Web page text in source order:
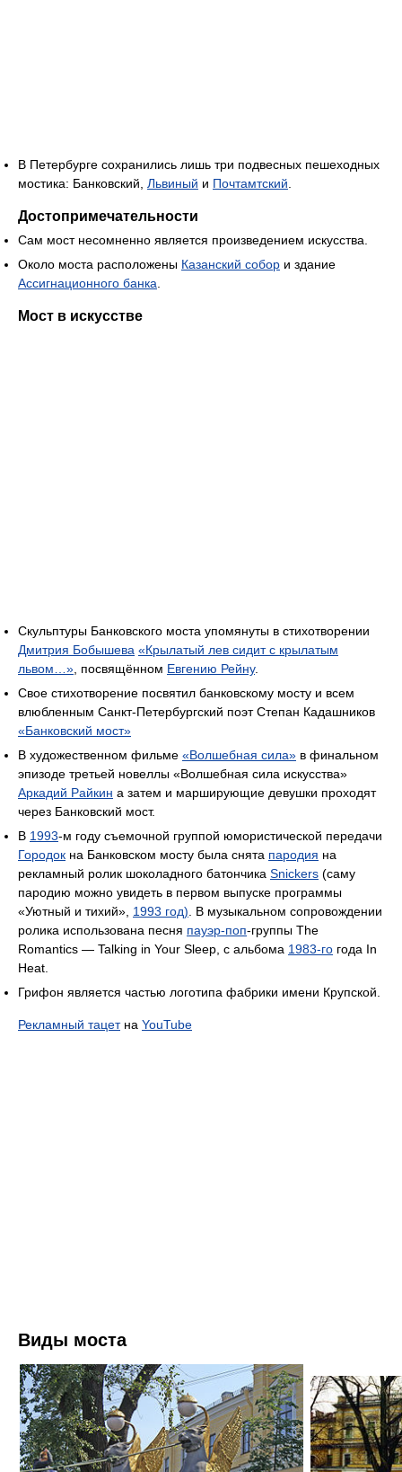
В Петербурге сохранились лишь три подвесных пешеходных
мостика: Банковский, Львиный и Почтамтский
Достопримечательности
Сам мост несомненно является произведением искусства.
Около моста расположены Казанский собор и здание
Ассигнационного банка
Мост в искусстве
Скульптуры Банковского моста упомянуты в стихотворении
Дмитрия Бобышева «Крылатый лев сидит с крылатым
львом…» , посвящённом Евгению Рейну.
Свое стихотворение посвятил банковскому мосту и всем
влюбленным Санкт-Петербургский поэт Степан Кадашников
«Банковский мост»
В художественном фильме «Волшебная сила» в финальном
эпизоде третьей новеллы «Волшебная сила искусства»
Аркадий Райкин а затем и марширующие девушки проходят
через Банковский мост.
В 1993-м году съемочной группой юмористической передачи
Городок на Банковском мосту была снята пародия на
рекламный ролик шоколадного батончика Snickers (саму
пародию можно увидеть в первом выпуске программы
«Уютный и тихий», 1993 год) . В музыкальном сопровождении
ролика использована песня пауэр-поп-группы The
Romantics — Talking in Your Sleep, с альбома 1983-го года In
Heat.
Грифон является частью логотипа фабрики имени Крупской.
Рекламный тацетна YouTube
Виды моста